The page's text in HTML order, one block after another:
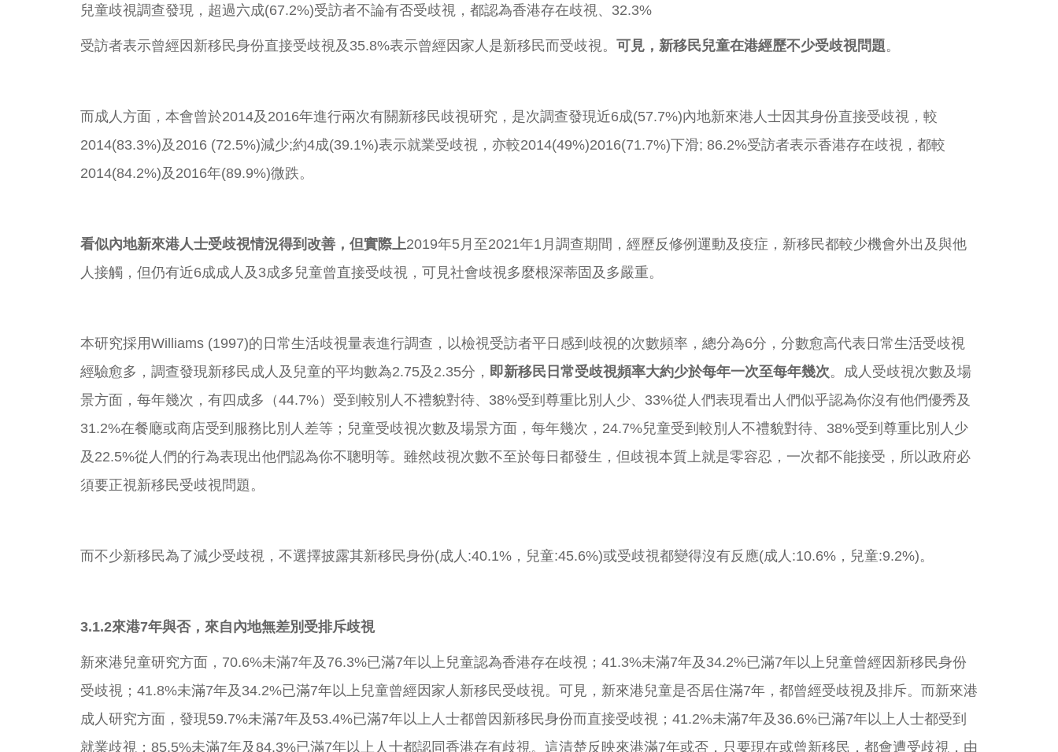
兒童歧視調查發現，超過六成(67.2%)受訪者不論有否受歧視，都認為香港存在歧視、32.3%
受訪者表示曾經因新移民身份直接受歧視及35.8%表示曾經因家人是新移民而受歧視。 可見，新移民兒童在港經歷不少受歧視問題。
而成人方面，本會曾於2014及2016年進行兩次有關新移民歧視研究，是次調查發現近6成(57.7%)內地新來港人士因其身份直接受歧視，較
2014(83.3%)及2016 (72.5%)減少;約4成(39.1%)表示就業受歧視，亦較2014(49%)2016(71.7%)下滑; 86.2%受訪者表示香港存在歧視，都較
2014(84.2%)及2016年(89.9%)微跌。
看似內地新來港人士受歧視情況得到改善，但實際上2019年5月至2021年1月調查期間，經歷反修例運動及疫症，新移民都較少機會外出及與他
人接觸，但仍有近6成成人及3成多兒童曾直接受歧視，可見社會歧視多麼根深蒂固及多嚴重。
本研究採用Williams (1997)的日常生活歧視量表進行調查，以檢視受訪者平日感到歧視的次數頻率，總分為6分，分數愈高代表日常生活受歧視
經驗愈多，調查發現新移民成人及兒童的平均數為2.75及2.35分， 即新移民日常受歧視頻率大約少於每年一次至每年幾次。成人受歧視次數及場
景方面，每年幾次，有四成多（44.7%）受到較別人不禮貌對待、38%受到尊重比別人少、33%從人們表現看出人們似乎認為你沒有他們優秀及
31.2%在餐廰或商店受到服務比別人差等；兒童受歧視次數及場景方面，每年幾次，24.7%兒童受到較別人不禮貌對待、38%受到尊重比別人少
及22.5%從人們的行為表現出他們認為你不聰明等。雖然歧視次數不至於每日都發生，但歧視本質上就是零容忍，一次都不能接受，所以政府必
須要正視新移民受歧視問題。
而不少新移民為了減少受歧視，不選擇披露其新移民身份(成人:40.1%，兒童:45.6%)或受歧視都變得沒有反應(成人:10.6%，兒童:9.2%)。
3.1.2來港7年與否，來自內地無差別受排斥歧視
新來港兒童研究方面，70.6%未滿7年及76.3%已滿7年以上兒童認為香港存在歧視；41.3%未滿7年及34.2%已滿7年以上兒童曾經因新移民身份
受歧視；41.8%未滿7年及34.2%已滿7年以上兒童曾經因家人新移民受歧視。可見，新來港兒童是否居住滿7年，都曾經受歧視及排斥。而新來港
成人研究方面，發現59.7%未滿7年及53.4%已滿7年以上人士都曾因新移民身份而直接受歧視；41.2%未滿7年及36.6%已滿7年以上人士都受到
就業歧視；85.5%未滿7年及84.3%已滿7年以上人士都認同香港存有歧視。這清楚反映來港滿7年或否，只要現在或曾新移民，都會遭受歧視，由